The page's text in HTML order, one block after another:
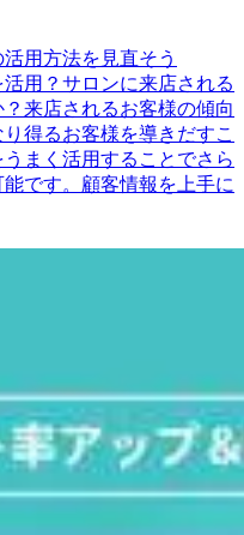
用方法を見直そう
用？サロンに来店される
来店されるお客様の傾向
得るお客様を導きだすこ
まく活用することでさら
です。顧客情報を上手に